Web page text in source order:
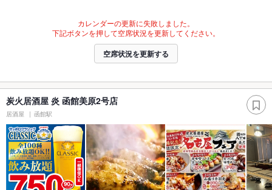
カレンダーの更新に失敗しました。
下記ボタンを押して空席状況を更新してください。
空席状況を更新する
炭火居酒屋 炎 函館美原2号店
居酒屋 函館駅